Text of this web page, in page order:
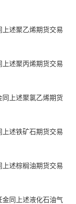
述聚乙烯期货交易
述聚丙烯期货交易
上述聚氯乙烯期货
述铁矿石期货交易
述棕榈油期货交易
同上述液化石油气